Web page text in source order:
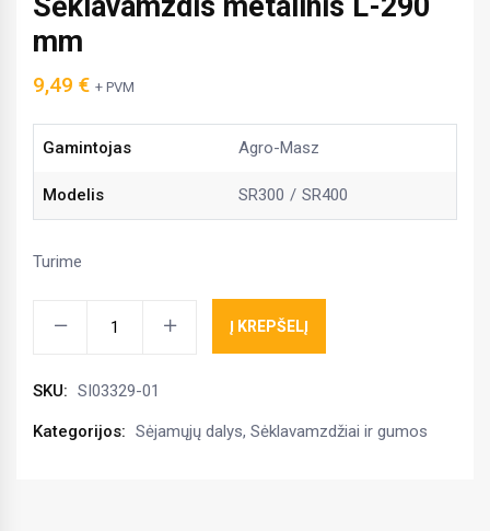
Sėklavamzdis metalinis L-290
mm
9,49 € + PVM
Gamintojas Agro-Masz
Modelis SR300 SR400
Turime
290
mm
Į KREPŠELĮ
SKU: SI03329-01
Kategorijos: Sėjamųjų dalys, Sėklavamzdžiai ir gumos